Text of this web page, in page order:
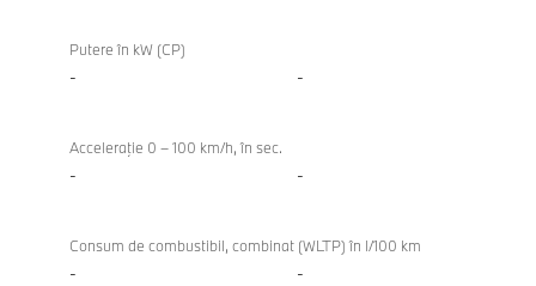
generală
tehnică
Putere în kW (CP)
- -
Acceleraţie 0 – 100 km/h, în sec.
- -
Consum de combustibil, combinat (WLTP) în l/100 km
- -